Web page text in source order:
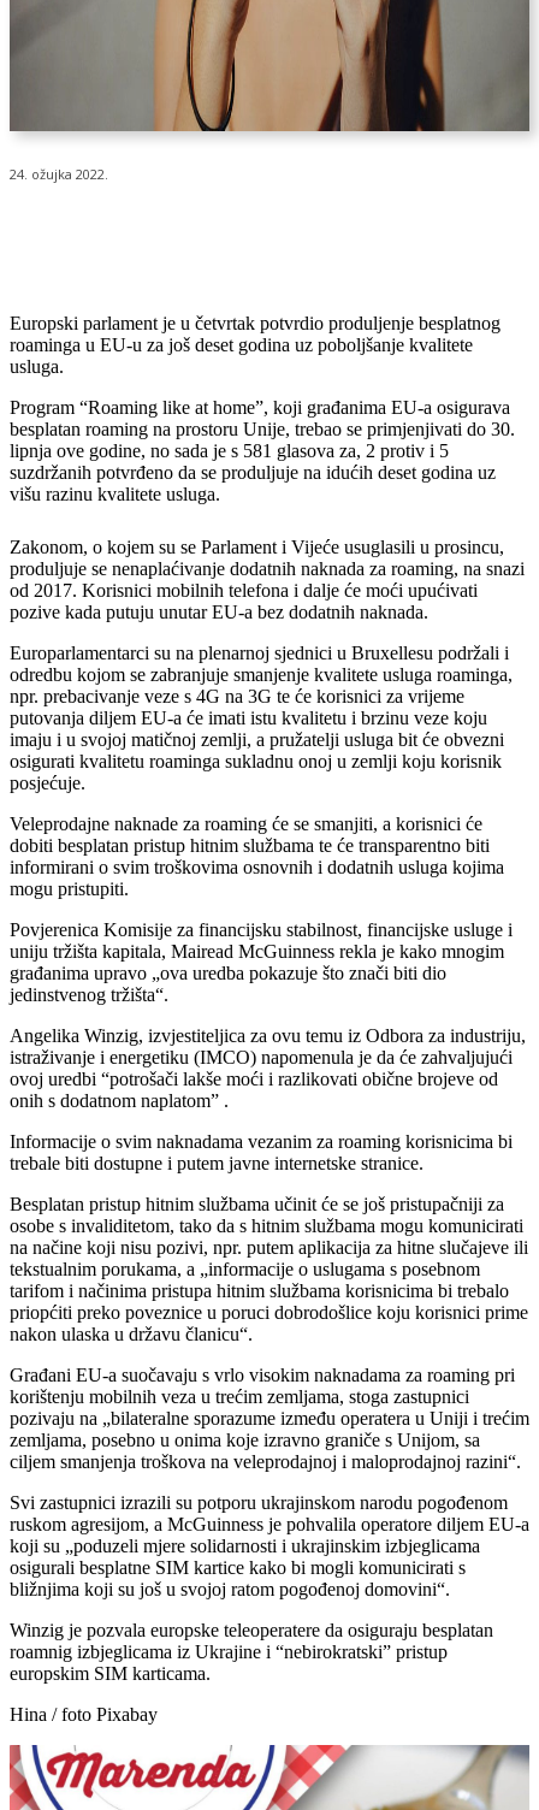
24. ožujka 2022.
Europski parlament je u četvrtak potvrdio produljenje besplatnog
roaminga u EU-u za još deset godina uz poboljšanje kvalitete
usluga.
Program “Roaming like at home”, koji građanima EU-a osigurava
besplatan roaming na prostoru Unije, trebao se primjenjivati do 30.
lipnja ove godine, no sada je s 581 glasova za, 2 protiv i 5
suzdržanih potvrđeno da se produljuje na idućih deset godina uz
višu razinu kvalitete usluga.
Zakonom, o kojem su se Parlament i Vijeće usuglasili u prosincu,
produljuje se nenaplaćivanje dodatnih naknada za roaming, na snazi
od 2017. Korisnici mobilnih telefona i dalje će moći upućivati
pozive kada putuju unutar EU-a bez dodatnih naknada.
Europarlamentarci su na plenarnoj sjednici u Bruxellesu podržali i
odredbu kojom se zabranjuje smanjenje kvalitete usluga roaminga,
npr. prebacivanje veze s 4G na 3G te će korisnici za vrijeme
putovanja diljem EU-a će imati istu kvalitetu i brzinu veze koju
imaju i u svojoj matičnoj zemlji, a pružatelji usluga bit će obvezni
osigurati kvalitetu roaminga sukladnu onoj u zemlji koju korisnik
posjećuje.
Veleprodajne naknade za roaming će se smanjiti, a korisnici će
dobiti besplatan pristup hitnim službama te će transparentno biti
informirani o svim troškovima osnovnih i dodatnih usluga kojima
mogu pristupiti.
Povjerenica Komisije za financijsku stabilnost, financijske usluge i
uniju tržišta kapitala, Mairead McGuinness rekla je kako mnogim
građanima upravo „ova uredba pokazuje što znači biti dio
jedinstvenog tržišta“.
Angelika Winzig, izvjestiteljica za ovu temu iz Odbora za industriju,
istraživanje i energetiku (IMCO) napomenula je da će zahvaljujući
ovoj uredbi “potrošači lakše moći i razlikovati obične brojeve od
onih s dodatnom naplatom” .
Informacije o svim naknadama vezanim za roaming korisnicima bi
trebale biti dostupne i putem javne internetske stranice.
Besplatan pristup hitnim službama učinit će se još pristupačniji za
osobe s invaliditetom, tako da s hitnim službama mogu komunicirati
na načine koji nisu pozivi, npr. putem aplikacija za hitne slučajeve ili
tekstualnim porukama, a „informacije o uslugama s posebnom
tarifom i načinima pristupa hitnim službama korisnicima bi trebalo
priopćiti preko poveznice u poruci dobrodošlice koju korisnici prime
nakon ulaska u državu članicu“.
Građani EU-a suočavaju s vrlo visokim naknadama za roaming pri
korištenju mobilnih veza u trećim zemljama, stoga zastupnici
pozivaju na „bilateralne sporazume između operatera u Uniji i trećim
zemljama, posebno u onima koje izravno graniče s Unijom, sa
ciljem smanjenja troškova na veleprodajnoj i maloprodajnoj razini“.
Svi zastupnici izrazili su potporu ukrajinskom narodu pogođenom
ruskom agresijom, a McGuinness je pohvalila operatore diljem EU-a
koji su „poduzeli mjere solidarnosti i ukrajinskim izbjeglicama
osigurali besplatne SIM kartice kako bi mogli komunicirati s
bližnjima koji su još u svojoj ratom pogođenoj domovini“.
Winzig je pozvala europske teleoperatere da osiguraju besplatan
roamnig izbjeglicama iz Ukrajine i “nebirokratski” pristup
europskim SIM karticama.
Hina / foto Pixabay